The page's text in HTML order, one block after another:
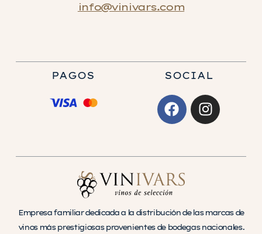
Empresa familiar dedicada a la distribución de las marcas de
vinos más prestigiosas provenientes de bodegas nacionales.
SOCIAL
PAGOS
info@vinivars.com